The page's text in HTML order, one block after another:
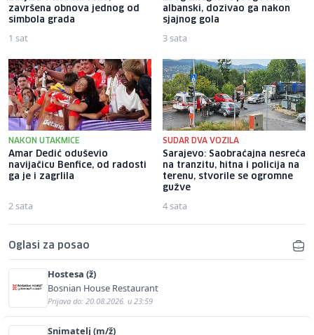
završena obnova jednog od
simbola grada
1 sat
albanski, dozivao ga nakon
sjajnog gola
3 sata
NAKON UTAKMICE
Amar Dedić oduševio
navijačicu Benfice, od radosti
ga je i zagrlila
2 sata
SUDAR DVA VOZILA
Sarajevo: Saobraćajna nesreća
na tranzitu, hitna i policija na
terenu, stvorile se ogromne
gužve
4 sata
Oglasi za posao
Hostesa (ž)
Bosnian House Restaurant
Prijava do: 20.08.2026. u 23:59
Snimatelj (m/ž)